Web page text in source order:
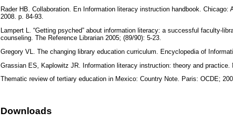
Rader HB. Collaboration. En Information literacy instruction handbook. Chicago:
2008. p. 84-93.
Lampert L. “Getting psyched” about information literacy: a successful faculty-
counseling. The Reference Librarian 2005; (89/90): 5-23.
Gregory VL. The changing library education curriculum. Encyclopedia of
Grassian ES, Kaplowitz JR. Information literacy instruction: theory and practice.
Thematic review of tertiary education in Mexico: Country Note. Paris: OCDE;
Downloads